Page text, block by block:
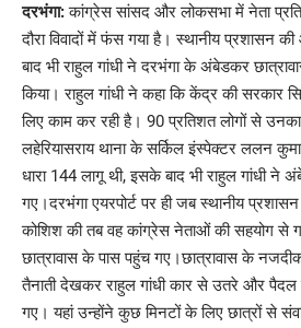
दरभंगा:कांग्रेस सांसद और लोकसभा में नेता
दौरा विवादों में फंस गया है। स्थानीय प्रशासन
बाद भी राहुल गांधी ने दरभंगा के अंबेडकर
किया। राहुल गांधी ने कहा कि केंद्र की सरकार
लिए काम कर रही है। 90 प्रतिशत लोगों से
लहेरियासराय थाना के सर्किल इंस्पेक्टर ललन
धारा 144 लागू थी, इसके बाद भी राहुल गांधी
गए।दरभंगा एयरपोर्ट पर ही जब स्थानीय
कोशिश की तब वह कांग्रेस नेताओं की सहयोग से
छात्रावास के पास पहुंच गए।छात्रावास के
तैनाती देखकर राहुल गांधी कार से उतरे और
गए। यहां उन्होंने कुछ मिनटों के लिए छात्रों से